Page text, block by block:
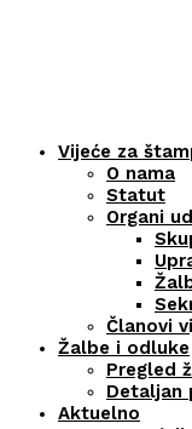
Vijeće za
O nama
Statut
Organi
Članovi
Žalbe i odluke
Pregled
Detaljan
Aktuelno